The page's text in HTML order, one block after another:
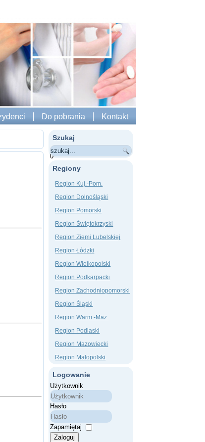
Do pobrania Kontakt
Szukaj
0
Regiony
Region Kuj.-Pom.
Region Dolnośląski
Region Pomorski
Region Świętokrzyski
Region Ziemi Lubelskiej
Region Łódzki
Region Wielkopolski
Region Podkarpacki
Region Zachodniopomorski
Region Śląski
Region Warm.-Maz.
Region Podlaski
Region Mazowiecki
Region Małopolski
Logowanie
Użytkownik
Hasło
Zapamiętaj
Zaloguj